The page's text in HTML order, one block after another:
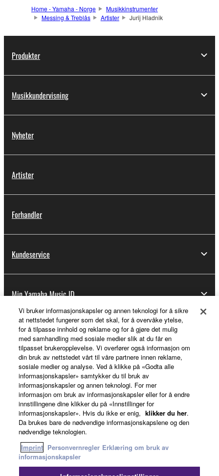
Home - Yamaha - Norge
Musikkinstrumenter
Messing & Treblås
Artister Jurij Hladnik
Produkter
Musikkundervisning
Nyheter
Artister
Forhandler
Kundeservice
Min Yamaha Music ID
Om Yamaha
Norge - Norwegian
Virksomhet
Vi bruker informasjonskapsler og annen teknologi for å sikre
at nettstedet fungerer som det skal, for å overvåke ytelse,
for å tilpasse innhold og reklame og for å gjøre det mulig
med samhandling med sosiale medier slik at du får en
tilpasset brukeropplevelse. Vi overfører også informasjon om
din bruk av nettstedet vårt til våre partnere innen reklame,
sosiale medier og analyse. Ved å klikke på «Godta alle
informasjonskapsler» samtykker du til bruk av
informasjonskapsler og annen teknologi. For mer
informasjon om bruk av informasjonskapsler eller for å endre
innstillingene dine klikker du på «Innstillinger for
informasjonskapsler». Hvis du ikke er enig, klikker du her.
Da brukes bare de nødvendige informasjonskapslene og den
nødvendige teknologien.
Imprint Personvernregler Erklæring om bruk av
informasjonskapsler